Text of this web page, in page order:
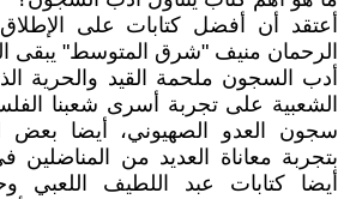
أعتقد أن أفضل كتابات على
الرحمان منيف "شرق المتوسط" يبقى
أدب السجون ملحمة القيد والحرية
الشعبية على تجربة أسرى شعبنا
سجون العدو الصهيوني، أيضا بعض
بتجربة معاناة العديد من المناضلين
أيضا كتابات عبد اللطيف